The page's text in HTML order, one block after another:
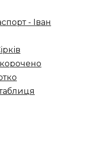
- Іван